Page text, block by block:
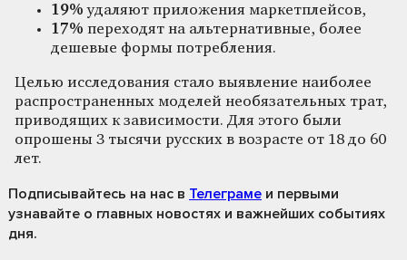
19% удаляют приложения маркетплейсов,
17% переходят на альтернативные, более
дешевые формы потребления.
Целью исследования стало выявление наиболее
распространенных моделей необязательных трат,
приводящих к зависимости. Для этого были
опрошены 3 тысячи русских в возрасте от 18 до 60
лет.
Подписывайтесь на нас в Телеграме и первыми
узнавайте о главных новостях и важнейших событиях
дня.